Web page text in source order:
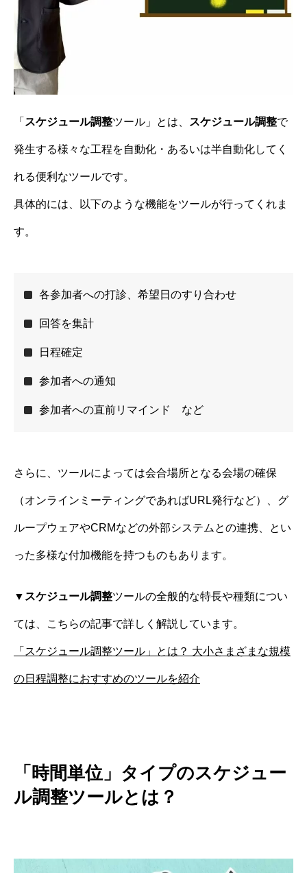
「 スケジュール調整ツール」とは、 スケジュール調整で
発生する様々な工程を自動化・あるいは半自動化してく
れる便利なツールです。
具体的には、以下のような機能をツールが行ってくれま
す。
各参加者への打診、希望日のすり合わせ
回答を集計
日程確定
参加者への通知
参加者への直前リマインド など
さらに、ツールによっては会合場所となる会場の確保
（オンラインミーティングであればURL発行など）、グ
ループウェアやCRMなどの外部システムとの連携、とい
った多様な付加機能を持つものもあります。
▼ スケジュール調整ツールの全般的な特長や種類につい
ては、こちらの記事で詳しく解説しています。
「スケジュール調整ツール」とは？ 大小さまざまな規模
の日程調整におすすめのツールを紹介
「時間単位」タイプのスケジュー
ル調整ツールとは？